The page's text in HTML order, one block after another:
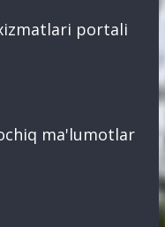
portali
ma'lumotlar